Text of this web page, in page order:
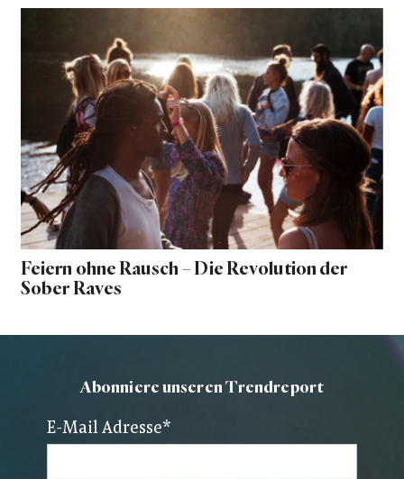
Feiern ohne Rausch – Die Revolution der
Sober Raves
Abonniere unseren Trendreport
E-Mail Adresse*